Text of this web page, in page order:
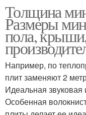
Толщина
Размеры
пола,
Например, по
плит заменяют 2
Идеальная
Особенная